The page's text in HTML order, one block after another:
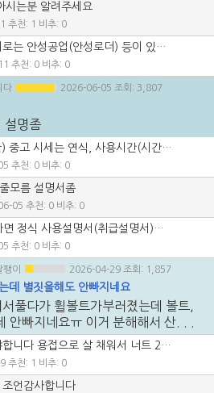
시는분 알려주세요
추천: 1 비추: 0
델명과 연식을 알려주고 전문 장착점을 소개받는 것입니다. NSS80 표기가 불확실하므로 트랙터 명판 사진과 좌우 차대 사진을 준비하면 호환 브래킷 확인이 쉽습니다. 중고품은 로더 본체뿐 아니라 전용 서브프레임·유압밸브·호스까지 포함됐는지 반드시 확인하세요.
추천: 0 비추: 0
다 2026-06-05 조회: 3,807
설명좀
90마력급 대형 작업용 트랙터로, 로터리·쟁기·베일러·대형 제초 작업 등에 적합한 기종입니다. 중고 구매 시에는 1) 엔진 시동성 및 매연 색상 2) 미션(변속 충격, 전후진 전환 상태) 3) PTO 작동 여부 4) 전륜 구동 및 유압 누유 이 부분은 꼭 확인하시는 게 좋습니다. 연식과 사용시간 알려주시면 보다 구체적인 시세 범위 안내해 드리겠습니다.
추천: 0 비추: 0
모름 설명서좀
05 추천: 0 비추: 0
회전 3~5분 예열 3) 주행 – 저단에서 출발, 클러치 완전히 밟고 변속 (셔틀레버는 정지 후 전환 권장) 4) PTO 작업 – 엔진 저회전에서 PTO 먼저 연결 후 작업 RPM까지 상승 중고 구매 예정이면, 실제 구매 전 미션 타입(기계식/파워셔틀), PTO 단수, 유압 레버 위치는 현장에서 직접 설명 듣고 익히는 게 가장 안전합니다. 연식과 미션 방식 알려주시면 조금 더 구체적으로 사용법 정리해드리겠습니다.
추천: 0 비추: 0
이 2026-04-29 조회: 1,857
데 별짓을해도 안빠지네요
풀다가 휠볼트가부러졌는데 볼트,
안빠지네요ㅠ 이거 분해해서 산. . .
리정도 되는걸로 가장자리부터 잘 때워보세요 안풀리는 볼트는 없습니다 ㅎ
추천: 1 비추: 0
언감사합니다